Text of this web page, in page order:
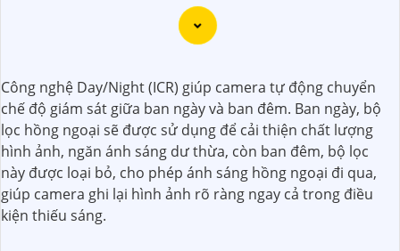
Dưới đây là một số lời khuyên để chọn bộ camera chất
lượng với hình ảnh sắc nét:
cao, ít nhất là 1080p hoặc cao hơn.
◗2: Chọn camera có tính năng ghi hình ban đêm: Camera
nên có khả năng quan sát ban đêm thông qua hồng ngoại
hoặc các công nghệ khác để màu sắc và chi tiết không bị
mất dưới ánh sáng yếu.
️👩‍👩 3:Chọn camera có khẩu độ lớn: Camera có khẩu độ
lớn giúp nâng cao khả năng quan sát trong môi trường
Công nghệ Day/Night (ICR) giúp camera tự động chuyển
chế độ giám sát giữa ban ngày và ban đêm. Ban ngày, bộ
lọc hồng ngoại sẽ được sử dụng để cải thiện chất lượng
hình ảnh, ngăn ánh sáng dư thừa, còn ban đêm, bộ lọc
này được loại bỏ, cho phép ánh sáng hồng ngoại đi qua,
giúp camera ghi lại hình ảnh rõ ràng ngay cả trong điều
kiện thiếu sáng.